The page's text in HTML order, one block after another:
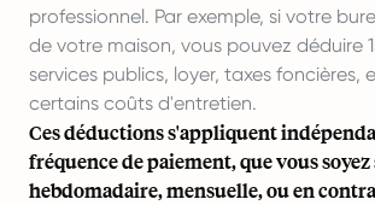
professionnel. Par exemple, si votre
de votre maison, vous pouvez déduire
services publics, loyer, taxes foncières,
certains coûts d'entretien.
Ces déductions s'appliquent
fréquence de paiement, que vous
hebdomadaire, mensuelle, ou en